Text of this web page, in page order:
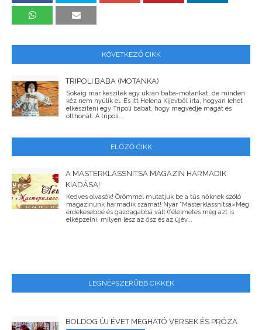
KÖVETKEZŐ CIKK
TRIPOLI BABA (MOTANKA)
Sokáig már készítek egy ukrán baba-motankat, de minden
kéz nem nyúlik el. És itt Helena Kijevből írta, hogyan lehet
elkészíteni egy Tripoli babát, hogy megvédje magát és
otthonát. A tripoli...
ELŐZŐ CIKK
A MASTERKLASSNITSA MAGAZIN HARMADIK
KIADÁSA!
Kedves olvasók! Örömmel mutatjuk be a tűs nőknek szóló
magazinunk harmadik számát! Nyár "Masterklassnitsa»Még
érdekesebbé és gazdagabbá vált (félelmetes még azt is
elképzelni, milyen lesz az ősz és az újév...
LEGNÉPSZERŰBB CIKKEK
BOLDOG ÚJ ÉVET MEGHATÓ VERSEK ÉS PRÓZA